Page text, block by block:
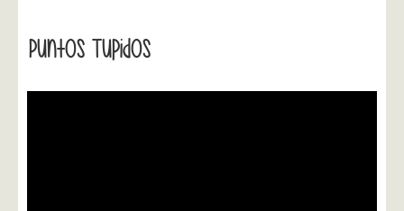
Puntos Tupidos